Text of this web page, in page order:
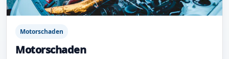
Motorschaden
Motorschaden